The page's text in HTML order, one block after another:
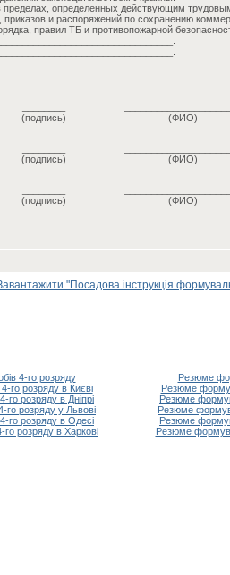
определенных действующим
и распоряжений по сохранению
правил ТБ и противопожарной
(подпись)
(ФИО)
(подпись)
(ФИО)
(подпись)
(ФИО)
"Посадова інструкція
4-го розряду
Резюме
го розряду в Києві
Резюме
розряду в Дніпрі
Резюме
го розряду у Львові
Резюме
го розряду в Одесі
Резюме
розряду в Харкові
Резюме